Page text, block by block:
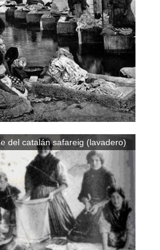
del catalán safareig (lavadero)